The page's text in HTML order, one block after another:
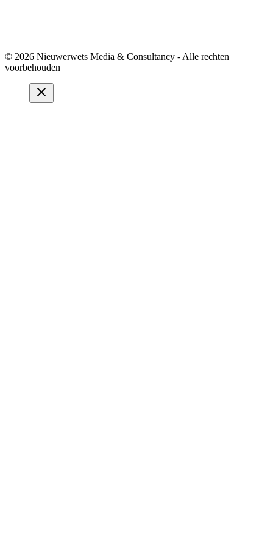
© 2026 Nieuwerwets Media & Consultancy - Alle rechten
voorbehouden